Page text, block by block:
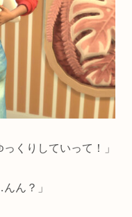
くりしていって！」
ん？」